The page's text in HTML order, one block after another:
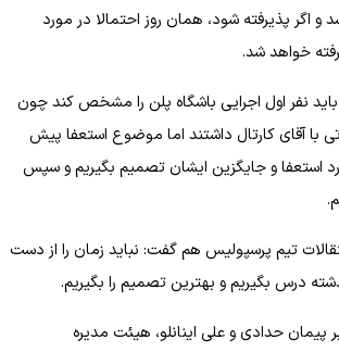
اگر پذیرفته شود، همان روز احتمالا در مورد
خواهد شد.
نفر اول اجرایی باشگاه پلن را مشخص کند چون
با آقای کارتال داشتند اما موضوع استعفا پیش
استعفا و جایگزین ایشان تصمیم بگیریم و سپس
تیم پرسپولیس هم گفت: نباید زمان را از دست
درس بگیریم و بهترین تصمیم را بگیریم.
پیمان حدادی و علی اینانلو، هیئت مدیره